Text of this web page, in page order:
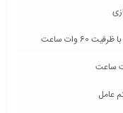
60 وات ساعت
عامل